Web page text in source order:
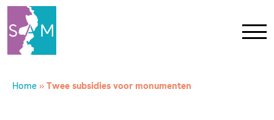
Home
Home » Twee subsidies voor monumenten